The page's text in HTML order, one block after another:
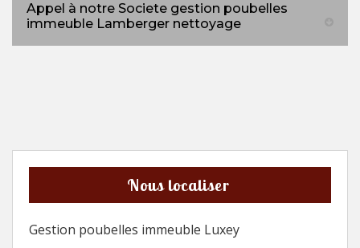
Appel à notre Societe gestion poubelles
immeuble Lamberger nettoyage
Nous localiser
Gestion poubelles immeuble Luxey